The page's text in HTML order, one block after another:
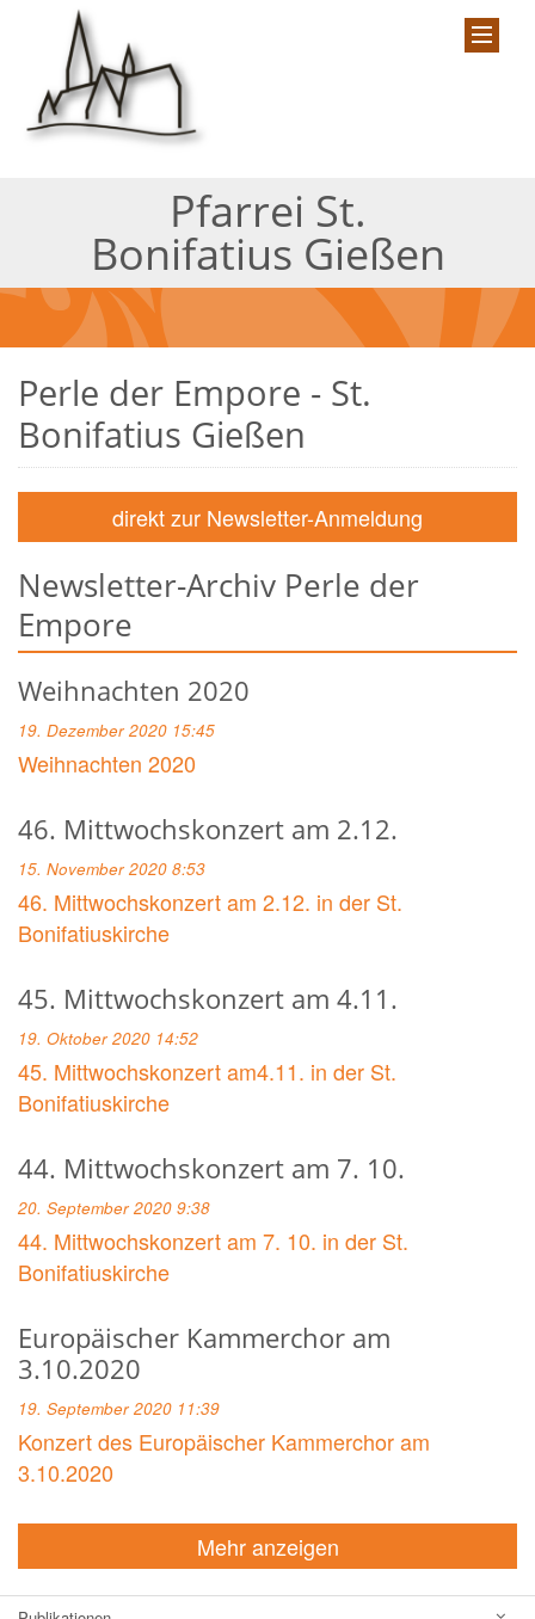
Pfarrei St.
Bonifatius Gießen
Perle der Empore - St.
Bonifatius Gießen
direkt zur Newsletter-Anmeldung
Newsletter-Archiv Perle der
Empore
Weihnachten 2020
19. Dezember 2020 15:45
Weihnachten 2020
46. Mittwochskonzert am 2.12.
15. November 2020 8:53
46. Mittwochskonzert am 2.12. in der St.
Bonifatiuskirche
45. Mittwochskonzert am 4.11.
19. Oktober 2020 14:52
45. Mittwochskonzert am4.11. in der St.
Bonifatiuskirche
44. Mittwochskonzert am 7. 10.
20. September 2020 9:38
44. Mittwochskonzert am 7. 10. in der St.
Bonifatiuskirche
Europäischer Kammerchor am
3.10.2020
19. September 2020 11:39
Konzert des Europäischer Kammerchor am
3.10.2020
Mehr anzeigen